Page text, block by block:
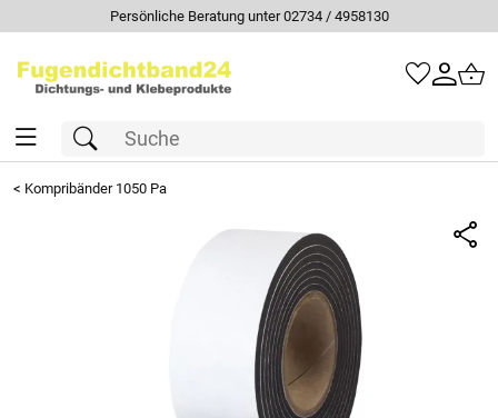
Persönliche Beratung unter 02734 / 4958130
< Kompribänder 1050 Pa